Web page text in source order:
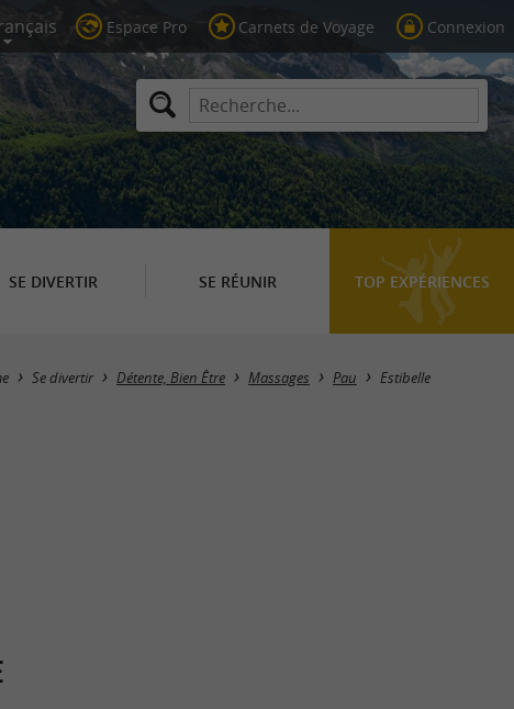
Espace Pro Carnets de Voyage Connexion
SE DIVERTIR SE RÉUNIR TOP EXPÉRIENCES
Se divertir Détente, Bien Être Massages Pau Estibelle